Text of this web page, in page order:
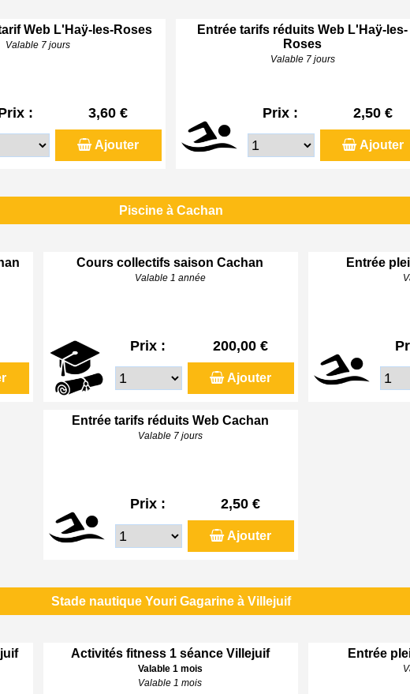
Web L'Haÿ-les-Roses
Valable 7 jours
: 3,60 €
Ajouter
Entrée tarifs réduits Web L'Haÿ-les-
Roses
Valable 7 jours
Prix : 2,50 €
Ajouter
Piscine à Cachan
Cours collectifs saison Cachan
Valable 1 année
Prix : 200,00 €
Ajouter
Entrée
Entrée tarifs réduits Web Cachan
Valable 7 jours
Prix : 2,50 €
Ajouter
Stade nautique Youri Gagarine à Villejuif
Activités fitness 1 séance Villejuif
Valable 1 mois
Valable 1 mois
Entrée